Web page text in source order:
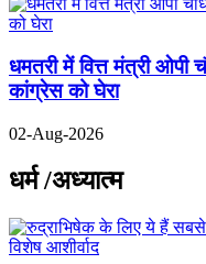
धमतरी में वित्त मंत्री ओपी
कांग्रेस को घेरा
02-Aug-2026
धर्म /अध्यात्म